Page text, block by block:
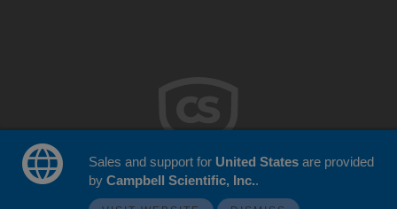
ウェブサイトフィードバック
© 2026 Campbell Scientific Japan
Sales and support for United Statesare provided
by Campbell Scientific, Inc..